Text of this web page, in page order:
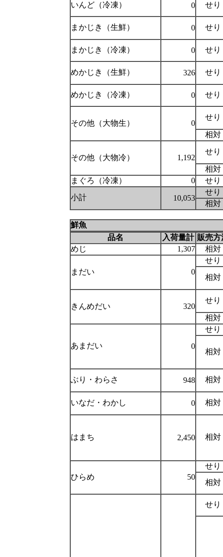
いんど（冷凍）
0 せり
まかじき（生鮮） 0 せり
まかじき（冷凍） 0 せり
めかじき（生鮮） 326 せり
めかじき（冷凍） 0 せり
その他（大物生） 0
せり
相対
その他（大物冷） 1,192
せり
相対
まぐろ（冷凍）
0
せり
小計
10,053
せり
相対
鮮魚
品名
入荷量計 販売方
めじ
1,307 相対
まだい 0
せり
相対
きんめだい 320
せり
相対
あまだい 0
せり
相対
ぶり・わらさ 948 相対
いなだ・わかし 0 相対
はまち 2,450 相対
ひらめ 50
せり
相対
せり